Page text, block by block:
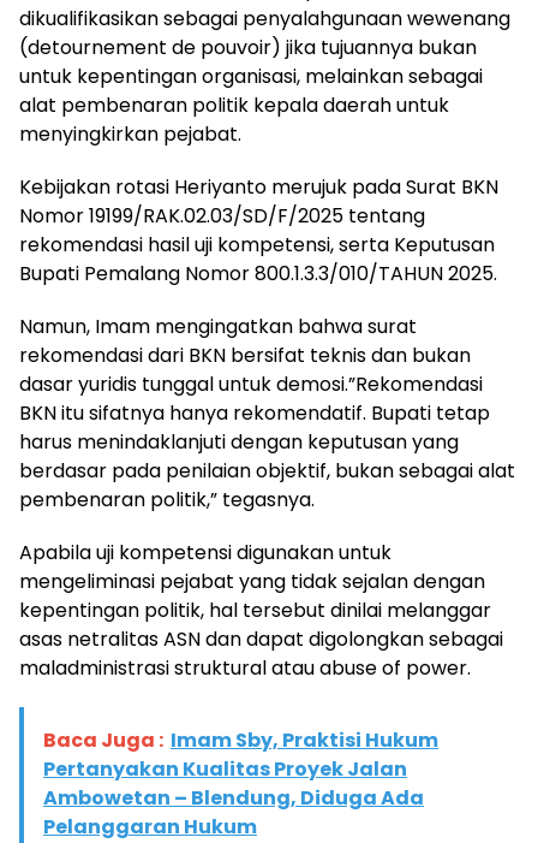
dikualifikasikan sebagai penyalahgunaan wewenang
(detournement de pouvoir) jika tujuannya bukan
untuk kepentingan organisasi, melainkan sebagai
alat pembenaran politik kepala daerah untuk
menyingkirkan pejabat.
Kebijakan rotasi Heriyanto merujuk pada Surat BKN
Nomor 19199/RAK.02.03/SD/F/2025 tentang
rekomendasi hasil uji kompetensi, serta Keputusan
Bupati Pemalang Nomor 800.1.3.3/010/TAHUN 2025.
Namun, Imam mengingatkan bahwa surat
rekomendasi dari BKN bersifat teknis dan bukan
dasar yuridis tunggal untuk demosi.”Rekomendasi
BKN itu sifatnya hanya rekomendatif. Bupati tetap
harus menindaklanjuti dengan keputusan yang
berdasar pada penilaian objektif, bukan sebagai alat
pembenaran politik,” tegasnya.
Apabila uji kompetensi digunakan untuk
mengeliminasi pejabat yang tidak sejalan dengan
kepentingan politik, hal tersebut dinilai melanggar
asas netralitas ASN dan dapat digolongkan sebagai
maladministrasi struktural atau abuse of power.
Baca Juga : Imam Sby, Praktisi Hukum
Pertanyakan Kualitas Proyek Jalan
Ambowetan – Blendung, Diduga Ada
Pelanggaran Hukum